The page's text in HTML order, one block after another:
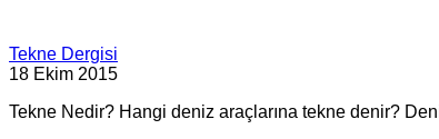
Tekne Dergisi
18 Ekim 2015
Tekne Nedir? Hangi deniz araçlarına tekne denir?